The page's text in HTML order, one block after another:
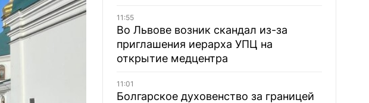
11:55
Во Львове возник скандал из-за
приглашения иерарха УПЦ на
открытие медцентра
11:01
Болгарское духовенство за границей